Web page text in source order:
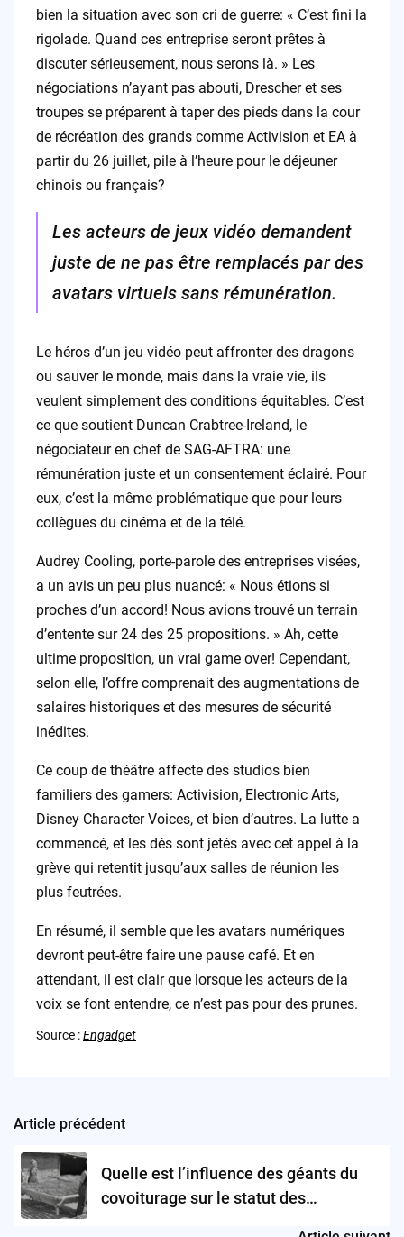
bien la situation avec son cri de guerre: « C’est fini la
rigolade. Quand ces entreprise seront prêtes à
discuter sérieusement, nous serons là. » Les
négociations n’ayant pas abouti, Drescher et ses
troupes se préparent à taper des pieds dans la cour
de récréation des grands comme Activision et EA à
partir du 26 juillet, pile à l’heure pour le déjeuner
chinois ou français?
Les acteurs de jeux vidéo demandent
juste de ne pas être remplacés par des
avatars virtuels sans rémunération.
Le héros d’un jeu vidéo peut affronter des dragons
ou sauver le monde, mais dans la vraie vie, ils
veulent simplement des conditions équitables. C’est
ce que soutient Duncan Crabtree-Ireland, le
négociateur en chef de SAG-AFTRA: une
rémunération juste et un consentement éclairé. Pour
eux, c’est la même problématique que pour leurs
collègues du cinéma et de la télé.
Audrey Cooling, porte-parole des entreprises visées,
a un avis un peu plus nuancé: « Nous étions si
proches d’un accord! Nous avions trouvé un terrain
d’entente sur 24 des 25 propositions. » Ah, cette
ultime proposition, un vrai game over! Cependant,
selon elle, l’offre comprenait des augmentations de
salaires historiques et des mesures de sécurité
inédites.
Ce coup de théâtre affecte des studios bien
familiers des gamers: Activision, Electronic Arts,
Disney Character Voices, et bien d’autres. La lutte a
commencé, et les dés sont jetés avec cet appel à la
grève qui retentit jusqu’aux salles de réunion les
plus feutrées.
En résumé, il semble que les avatars numériques
devront peut-être faire une pause café. Et en
attendant, il est clair que lorsque les acteurs de la
voix se font entendre, ce n’est pas pour des prunes.
Source :Engadget
Post
navigation
Article précédent
Quelle est l’influence des géants du
covoiturage sur le statut des